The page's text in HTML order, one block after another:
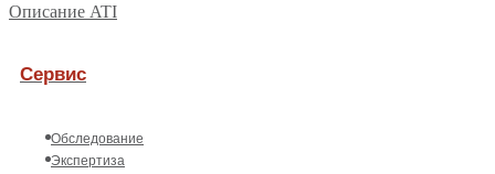
Описание ATI
Сервис
Обследование
Экспертиза